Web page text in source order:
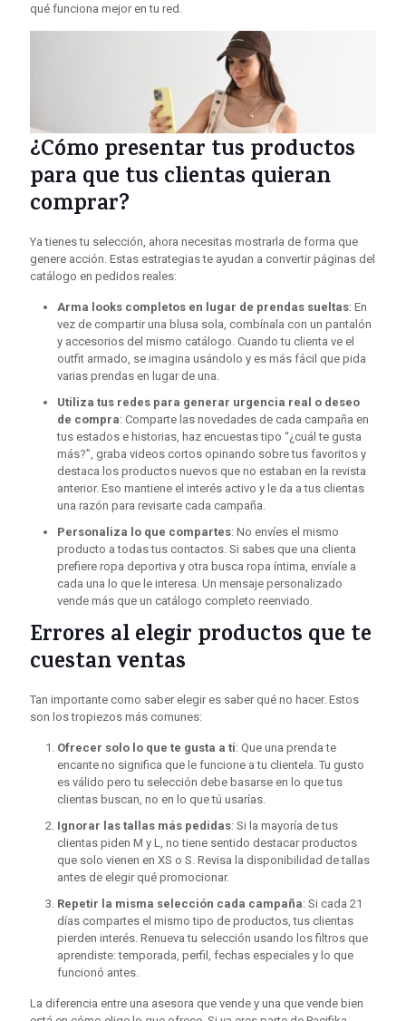
qué funciona mejor en tu red.
¿Cómo presentar tus productos
para que tus clientas quieran
comprar?
Ya tienes tu selección, ahora necesitas mostrarla de forma que
genere acción. Estas estrategias te ayudan a convertir páginas del
catálogo en pedidos reales:
Arma looks completos en lugar de prendas sueltas: En
vez de compartir una blusa sola, combínala con un pantalón
y accesorios del mismo catálogo. Cuando tu clienta ve el
outfit armado, se imagina usándolo y es más fácil que pida
varias prendas en lugar de una.
Utiliza tus redes para generar urgencia real o deseo
de compra: Comparte las novedades de cada campaña en
tus estados e historias, haz encuestas tipo “¿cuál te gusta
más?”, graba videos cortos opinando sobre tus favoritos y
destaca los productos nuevos que no estaban en la revista
anterior. Eso mantiene el interés activo y le da a tus clientas
una razón para revisarte cada campaña.
Personaliza lo que compartes: No envíes el mismo
producto a todas tus contactos. Si sabes que una clienta
prefiere ropa deportiva y otra busca ropa íntima, envíale a
cada una lo que le interesa. Un mensaje personalizado
vende más que un catálogo completo reenviado.
Errores al elegir productos que te
cuestan ventas
Tan importante como saber elegir es saber qué no hacer. Estos
son los tropiezos más comunes:
Ofrecer solo lo que te gusta a ti: Que una prenda te
encante no significa que le funcione a tu clientela. Tu gusto
es válido pero tu selección debe basarse en lo que tus
clientas buscan, no en lo que tú usarías.
Ignorar las tallas más pedidas: Si la mayoría de tus
clientas piden M y L, no tiene sentido destacar productos
que solo vienen en XS o S. Revisa la disponibilidad de tallas
antes de elegir qué promocionar.
Repetir la misma selección cada campaña: Si cada 21
días compartes el mismo tipo de productos, tus clientas
pierden interés. Renueva tu selección usando los filtros que
aprendiste: temporada, perfil, fechas especiales y lo que
funcionó antes.
La diferencia entre una asesora que vende y una que vende bien